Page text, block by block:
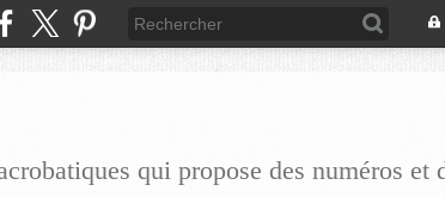
qui propose des numéros et